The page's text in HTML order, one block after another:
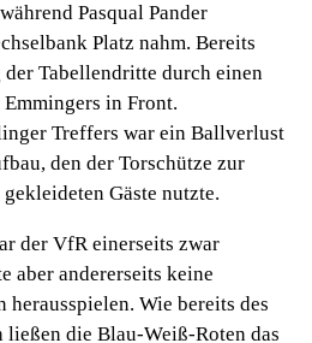
Pasqual Pander
Platz nahm. Bereits
Tabellendritte durch einen
in Front.
Treffers war ein Ballverlust
den der Torschütze zur
Gäste nutzte.
der VfR einerseits zwar
aber andererseits keine
herausspielen. Wie bereits des
ließen die Blau-Weiß-Roten das